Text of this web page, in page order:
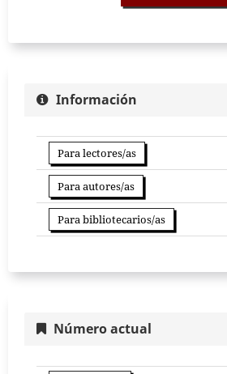
Información
Para lectores/as
Para autores/as
Para bibliotecarios/as
Número actual